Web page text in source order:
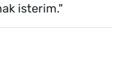
isterim."